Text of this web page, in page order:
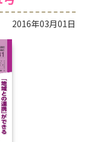
2016年03月01日